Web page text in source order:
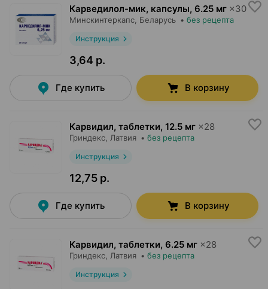
Карведилол-мик, капсулы, 6.25 мг ×30
Минскинтеркапс , Беларусь • без рецепта
Инструкция
3,64 р.
Где купить В корзину
Карвидил, таблетки, 12.5 мг ×28
Гриндекс , Латвия • без рецепта
Инструкция
12,75 р.
Где купить В корзину
Карвидил, таблетки, 6.25 мг ×28
Гриндекс , Латвия • без рецепта
Инструкция